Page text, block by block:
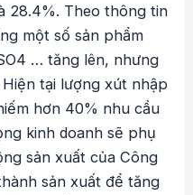
28.4%. Theo thông tin
một số sản phẩm
… tăng lên, nhưng
tại lượng xút nhập
hơn 40% nhu cầu
kinh doanh sẽ phụ
sản xuất của Công
sản xuất để tăng